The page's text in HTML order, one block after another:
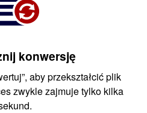
konwersję
aby przekształcić plik
zwykle zajmuje tylko kilka